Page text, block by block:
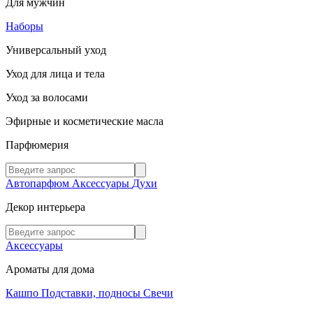
Для мужчин
Наборы
Универсальный уход
Уход для лица и тела
Уход за волосами
Эфирные и косметические масла
Парфюмерия
Автопарфюм Аксессуары Духи
Декор интерьера
Аксессуары
Ароматы для дома
Кашпо Подставки, подносы Свечи